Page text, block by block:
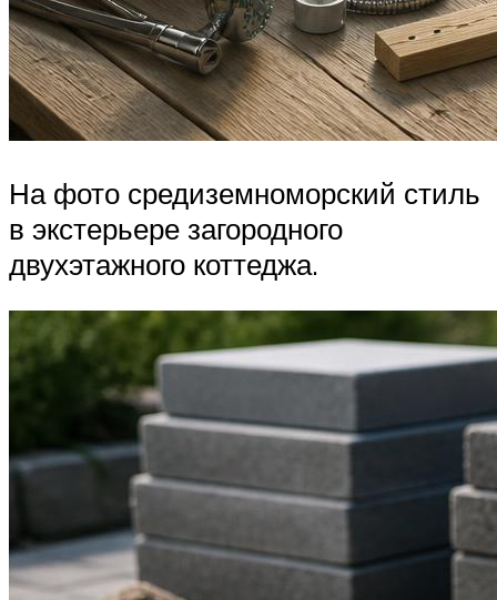
На фото средиземноморский стиль
в экстерьере загородного
двухэтажного коттеджа.